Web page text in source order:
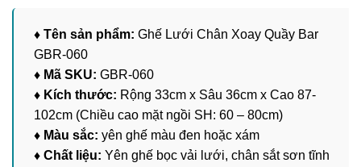
♦ Tên sản phẩm: Ghế Lưới Chân Xoay Quầy Bar
GBR-060
♦ Mã SKU: GBR-060
♦ Kích thước: Rộng 33cm x Sâu 36cm x Cao 87-
102cm (Chiều cao mặt ngồi SH: 60 – 80cm)
♦ Màu sắc: yên ghế màu đen hoặc xám
♦ Chất liệu: Yên ghế bọc vải lưới, chân sắt sơn tĩnh